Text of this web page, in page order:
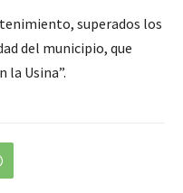
superados los
del municipio, que
la Usina”.